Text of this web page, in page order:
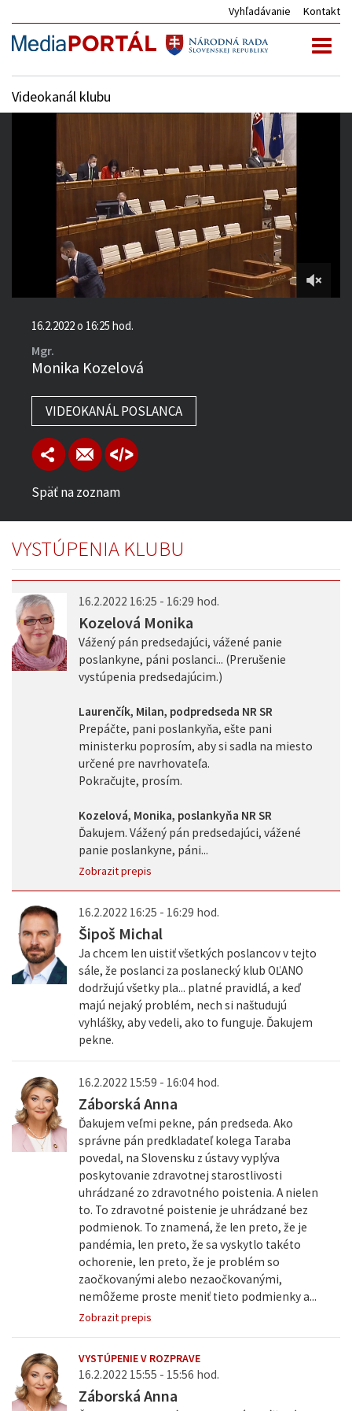
Vyhľadávanie Kontakt
Videokanál klubu
3:08:49
16.2.2022 o 16:25 hod.
Mgr.
Monika Kozelová
VIDEOKANÁL POSLANCA
Späť na zoznam
VYSTÚPENIA KLUBU
16.2.2022 16:25 - 16:29 hod.
Kozelová Monika
Vážený pán predsedajúci, vážené panie
poslankyne, páni poslanci... (Prerušenie
vystúpenia predsedajúcim.)
Laurenčík, Milan, podpredseda NR SR
Prepáčte, pani poslankyňa, ešte pani
ministerku poprosím, aby si sadla na miesto
určené pre navrhovateľa.
Pokračujte, prosím.
Kozelová, Monika, poslankyňa NR SR
Ďakujem. Vážený pán predsedajúci, vážené
panie poslankyne, páni...
Zobrazit prepis
16.2.2022 16:25 - 16:29 hod.
Šipoš Michal
Ja chcem len uistiť všetkých poslancov v tejto
sále, že poslanci za poslanecký klub OĽANO
dodržujú všetky pla... platné pravidlá, a keď
majú nejaký problém, nech si naštudujú
vyhlášky, aby vedeli, ako to funguje. Ďakujem
pekne.
16.2.2022 15:59 - 16:04 hod.
Záborská Anna
Ďakujem veľmi pekne, pán predseda. Ako
správne pán predkladateľ kolega Taraba
povedal, na Slovensku z ústavy vyplýva
poskytovanie zdravotnej starostlivosti
uhrádzané zo zdravotného poistenia. A nielen
to. To zdravotné poistenie je uhrádzané bez
podmienok. To znamená, že len preto, že je
pandémia, len preto, že sa vyskytlo takéto
ochorenie, len preto, že je problém so
zaočkovanými alebo nezaočkovanými,
nemôžeme proste meniť tieto podmienky a...
Zobrazit prepis
VYSTÚPENIE V ROZPRAVE
16.2.2022 15:55 - 15:56 hod.
Záborská Anna